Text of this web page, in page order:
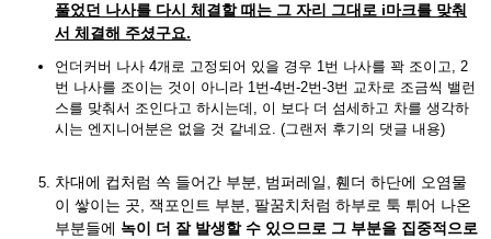
풀었던 나사를 다시 체결할 때는 그 자리 그대로 i마크를 맞춰
서 체결해 주셨구요.
언더커버 나사 4개로 고정되어 있을 경우 1번 나사를 꽉 조이고, 2
번 나사를 조이는 것이 아니라 1번-4번-2번-3번 교차로 조금씩 밸런
스를 맞춰서 조인다고 하시는데, 이 보다 더 섬세하고 차를 생각하
시는 엔지니어분은 없을 것 같네요. (그랜저 후기의 댓글 내용)
차대에 컵처럼 쏙 들어간 부분, 범퍼레일, 휀더 하단에 오염물
이 쌓이는 곳, 잭포인트 부분, 팔꿈치처럼 하부로 툭 튀어 나온
부분들에 녹이 더 잘 발생할 수 있으므로 그 부분을 집중적으로